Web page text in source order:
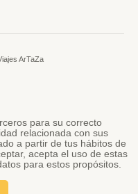
ArTaZa
para su correcto
relacionada con sus
a partir de tus hábitos de
acepta el uso de estas
para estos propósitos.